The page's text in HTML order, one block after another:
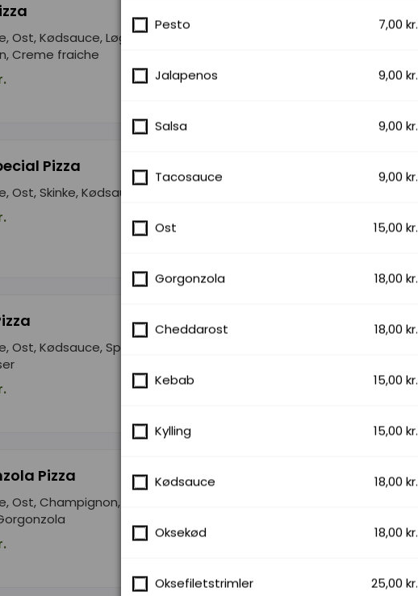
Ost, Kødsauce, Løg,
Creme fraiche
Pizza
Ost, Skinke, Kødsauce, Bacon
Ost, Kødsauce, Spaghetti,
Pizza
Ost, Champignon, Oksekød,
Pesto 7,00 kr.
Jalapenos 9,00 kr.
Salsa 9,00 kr.
Tacosauce 9,00 kr.
Ost 15,00 kr.
Gorgonzola 18,00 kr.
Cheddarost 18,00 kr.
Kebab 15,00 kr.
Kylling 15,00 kr.
Kødsauce 18,00 kr.
Oksekød 18,00 kr.
Oksefiletstrimler 25,00 kr.